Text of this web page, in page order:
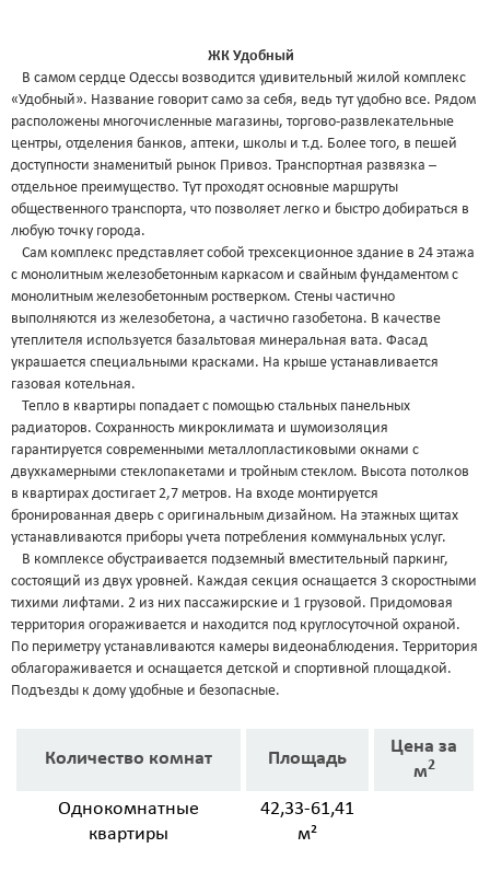
ЖК Удобный
В самом сердце Одессы возводится удивительный жилой комплекс
«Удобный». Название говорит само за себя, ведь тут удобно все. Рядом
расположены многочисленные магазины, торгово-развлекательные
центры, отделения банков, аптеки, школы и т.д. Более того, в пешей
доступности знаменитый рынок Привоз. Транспортная развязка –
отдельное преимущество. Тут проходят основные маршруты
общественного транспорта, что позволяет легко и быстро добираться в
любую точку города.
Сам комплекс представляет собой трехсекционное здание в 24 этажа
с монолитным железобетонным каркасом и свайным фундаментом с
монолитным железобетонным ростверком. Стены частично
выполняются из железобетона, а частично газобетона. В качестве
утеплителя используется базальтовая минеральная вата. Фасад
украшается специальными красками. На крыше устанавливается
газовая котельная.
Тепло в квартиры попадает с помощью стальных панельных
радиаторов. Сохранность микроклимата и шумоизоляция
гарантируется современными металлопластиковыми окнами с
двухкамерными стеклопакетами и тройным стеклом. Высота потолков
в квартирах достигает 2,7 метров. На входе монтируется
бронированная дверь с оригинальным дизайном. На этажных щитах
устанавливаются приборы учета потребления коммунальных услуг.
В комплексе обустраивается подземный вместительный паркинг,
состоящий из двух уровней. Каждая секция оснащается 3 скоростными
тихими лифтами. 2 из них пассажирские и 1 грузовой. Придомовая
территория огораживается и находится под круглосуточной охраной.
По периметру устанавливаются камеры видеонаблюдения. Территория
облагораживается и оснащается детской и спортивной площадкой.
Подъезды к дому удобные и безопасные.
Количество комнат Площадь
Цена за
м2
Однокомнатные
квартиры
42,33-61,41
м²